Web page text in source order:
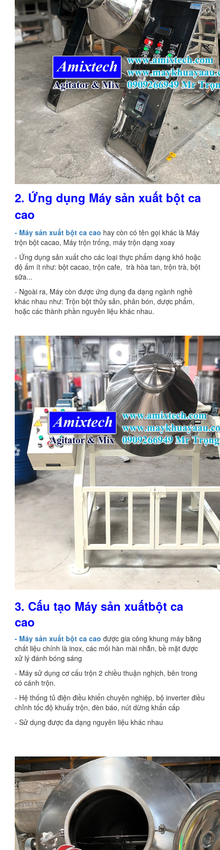
2. Ứng dụng Máy sản xuất bột ca
cao
- Máy sản xuất bột ca cao hay còn có tên gọi khác là Máy
trộn bột cacao, Máy trộn trống, máy trộn dạng xoay
- Ứng dụng sản xuất cho các loại thực phẩm dạng khô hoặc
độ ấm ít như: bột cacao, trộn cafe, trà hòa tan, trộn trà, bột
sữa...
- Ngoài ra, Máy còn được ứng dụng đa dạng ngành nghề
khác nhau như: Trộn bột thủy sản, phân bón, dược phẩm,
hoặc các thành phần nguyên liệu khác nhau.
3. Cấu tạo Máy sản xuấtbột ca
cao
- Máy sản xuất bột ca cao được gia công khung máy bằng
chất liệu chính là inox, các mối hàn mài nhẵn, bề mặt được
xử lý đánh bóng sáng
- Máy sử dụng cơ cấu trộn 2 chiều thuận nghịch, bên trong
có cánh trộn.
- Hệ thống tủ điện điều khiển chuyên nghiệp, bộ inverter điều
chỉnh tốc độ khuấy trộn, đèn báo, nút dừng khẩn cấp
- Sử dụng được đa dạng nguyên liệu khác nhau